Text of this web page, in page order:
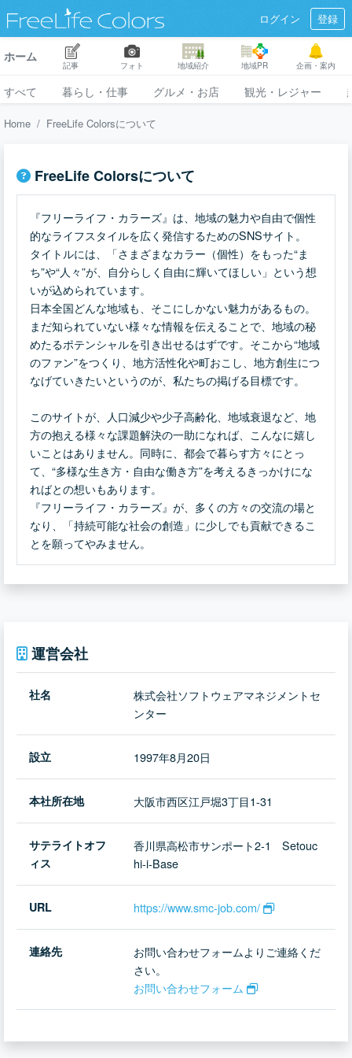
ログイン 登録
ホーム
記事 フォト 地域紹介 地域PR 企画・案内
すべて 暮らし・仕事 グルメ・お店 観光・レジャー
Home FreeLife Colorsについて
FreeLife Colorsについて
『フリーライフ・カラーズ』は、地域の魅力や自由で個性
的なライフスタイルを広く発信するためのSNSサイト。
タイトルには、「さまざまなカラー（個性）をもった“ま
ち”や“人々”が、自分らしく自由に輝いてほしい」という想
いが込められています。
日本全国どんな地域も、そこにしかない魅力があるもの。
まだ知られていない様々な情報を伝えることで、地域の秘
めたるポテンシャルを引き出せるはずです。そこから“地域
のファン”をつくり、地方活性化や町おこし、地方創生につ
なげていきたいというのが、私たちの掲げる目標です。
このサイトが、人口減少や少子高齢化、地域衰退など、地
方の抱える様々な課題解決の一助になれば、こんなに嬉し
いことはありません。同時に、都会で暮らす方々にとっ
て、“多様な生き方・自由な働き方”を考えるきっかけにな
ればとの想いもあります。
『フリーライフ・カラーズ』が、多くの方々の交流の場と
なり、「持続可能な社会の創造」に少しでも貢献できるこ
とを願ってやみません。
運営会社
社名
株式会社ソフトウェアマネジメントセ
ンター
設立 1997年8月20日
本社所在地 大阪市西区江戸堀3丁目1-31
サテライトオフ
ィス
香川県高松市サンポート2-1 Setouc
hi-i-Base
URL https://www.smc-job.com/
連絡先
お問い合わせフォームよりご連絡くだ
さい。
お問い合わせフォーム